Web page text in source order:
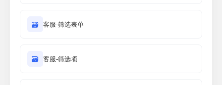
🗃 客服-筛选表单
🗃 客服-筛选项